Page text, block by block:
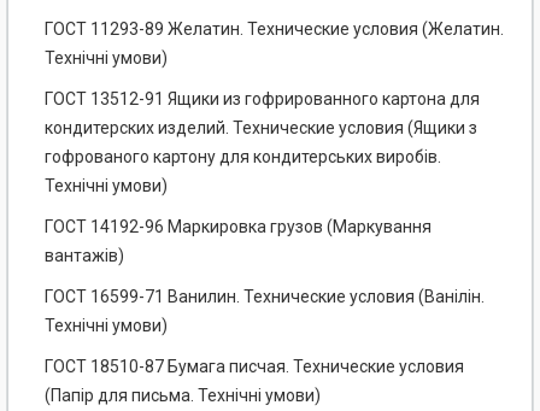
ГОСТ 11293-89 Желатин. Технические условия (Желатин.
Технічні умови)
ГОСТ 13512-91 Ящики из гофрированного картона для
кондитерских изделий. Технические условия (Ящики з
гофрованого картону для кондитерських виробів.
Технічні умови)
ГОСТ 14192-96 Маркировка грузов (Маркування
вантажів)
ГОСТ 16599-71 Ванилин. Технические условия (Ванілін.
Технічні умови)
ГОСТ 18510-87 Бумага писчая. Технические условия
(Папір для письма. Технічні умови)